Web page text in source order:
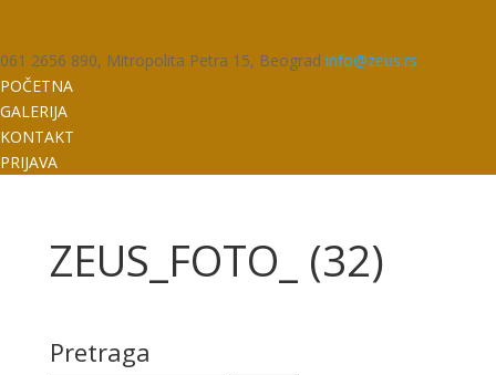
061 2656 890, Mitropolita Petra 15, Beograd info@zeus.rs
POČETNA
GALERIJA
KONTAKT
PRIJAVA
ZEUS_FOTO_ (32)
Pretraga